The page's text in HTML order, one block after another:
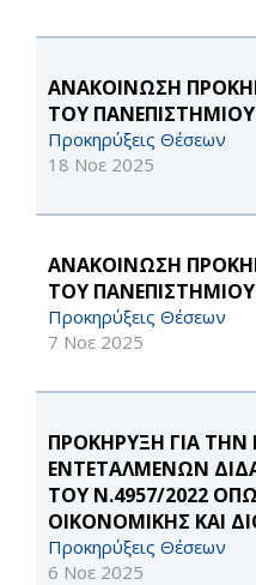
ΑΝΑΚΟΙΝΩΣΗ
ΤΟΥ ΠΑΝΕΠΙΣΤΗΜΙΟΥ
Προκηρύξεις Θέσεων
18 Νοε 2025
ΑΝΑΚΟΙΝΩΣΗ
ΤΟΥ ΠΑΝΕΠΙΣΤΗΜΙΟΥ
Προκηρύξεις Θέσεων
7 Νοε 2025
ΠΡΟΚΗΡΥΞΗ ΓΙΑ
ΕΝΤΕΤΑΛΜΕΝΩΝ
ΤΟΥ Ν.4957/2022
ΟΙΚΟΝΟΜΙΚΗΣ ΚΑΙ
Προκηρύξεις Θέσεων
6 Νοε 2025